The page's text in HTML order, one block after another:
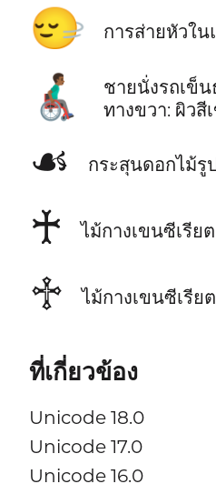
🙂‍↔️ การส่ายหัวใ
👨🏾‍🦽‍➡️
ชายนั่งรถเข็
ทางขวา: ผิวสี
☙ กระสุนดอกไม้
♰ ไม้กางเขนซีเรีย
♱ ไม้กางเขนซีเรีย
ที่เกี่ยวข้อง
Unicode 18.0
Unicode 17.0
Unicode 16.0